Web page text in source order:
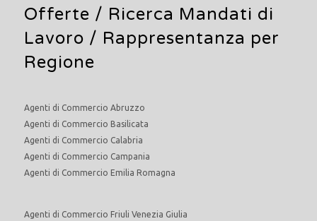
Offerte / Ricerca Mandati di
Lavoro / Rappresentanza per
Regione
Agenti di Commercio Abruzzo
Agenti di Commercio Basilicata
Agenti di Commercio Calabria
Agenti di Commercio Campania
Agenti di Commercio Emilia Romagna
Agenti di Commercio Friuli Venezia Giulia